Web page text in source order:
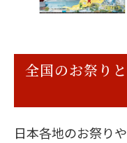
全国のお祭り
日本各地のお祭り